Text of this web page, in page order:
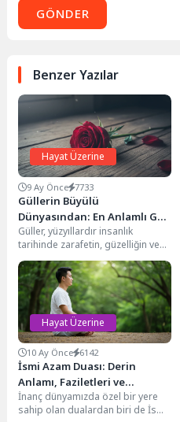
GÖNDER
Benzer Yazılar
Hayat Üzerine
9 Ay Önce 7733
Güllerin Büyülü
Dünyasından: En Anlamlı Gül
Sözleri
Güller, yüzyıllardır insanlık
tarihinde zarafetin, güzelliğin ve
derin duyguların en güçlü
simgelerinden biri olmuştur.
Hem...
Hayat Üzerine
10 Ay Önce 6142
İsmi Azam Duası: Derin
Anlamı, Faziletleri ve
Okunuşu
İnanç dünyamızda özel bir yere
sahip olan dualardan biri de İsmi